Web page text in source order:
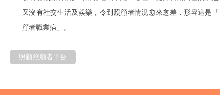
又沒有社交生活及娛樂，令到照顧者情況愈來愈差，形容這是
顧者職業病」。
照顧照顧者平台